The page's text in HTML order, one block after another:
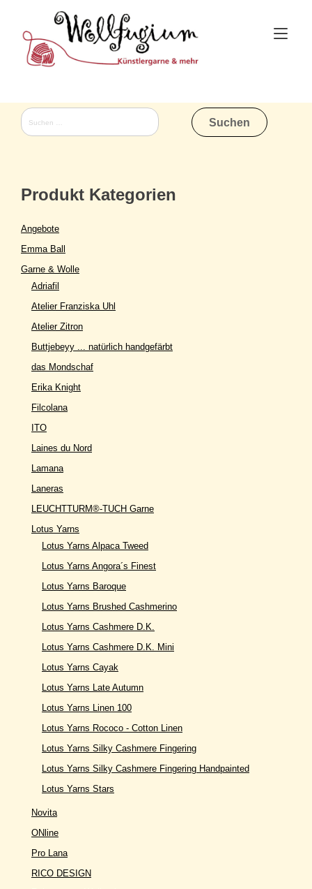
content
Suchen
nach:
Produkt Kategorien
Angebote
Emma Ball
Garne & Wolle
Adriafil
Atelier Franziska Uhl
Atelier Zitron
Buttjebeyy ... natürlich handgefärbt
das Mondschaf
Erika Knight
Filcolana
ITO
Laines du Nord
Lamana
Laneras
LEUCHTTURM®-TUCH Garne
Lotus Yarns
Lotus Yarns Alpaca Tweed
Lotus Yarns Angora´s Finest
Lotus Yarns Baroque
Lotus Yarns Brushed Cashmerino
Lotus Yarns Cashmere D.K.
Lotus Yarns Cashmere D.K. Mini
Lotus Yarns Cayak
Lotus Yarns Late Autumn
Lotus Yarns Linen 100
Lotus Yarns Rococo - Cotton Linen
Lotus Yarns Silky Cashmere Fingering
Lotus Yarns Silky Cashmere Fingering Handpainted
Lotus Yarns Stars
Novita
ONline
Pro Lana
RICO DESIGN